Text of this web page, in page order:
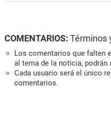
COMENTARIOS: Términos
Los comentarios que falten
al tema de la noticia, podrán
Cada usuario será el único
comentarios.